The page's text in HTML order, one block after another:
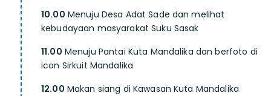
10.00 Menuju Desa Adat Sade dan melihat
kebudayaan masyarakat Suku Sasak
11.00 Menuju Pantai Kuta Mandalika dan berfoto di
icon Sirkuit Mandalika
12.00 Makan siang di Kawasan Kuta Mandalika